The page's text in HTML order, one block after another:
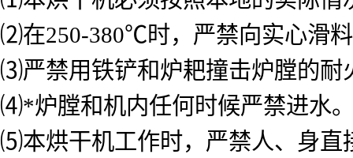
⑵在250-380℃时，严禁向实心滑
⑶严禁用铁铲和炉耙撞击炉膛的耐
⑷*炉膛和机内任何时候严禁进水
⑸本烘干机工作时，严禁人、身直